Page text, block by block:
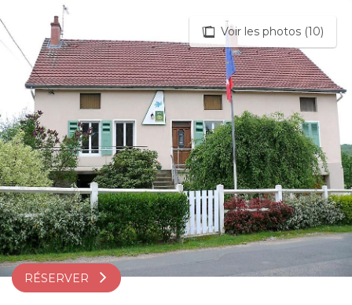
au
contenu
principal
Voir les photos (10)
RÉSERVER